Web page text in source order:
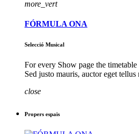
more_vert
FÓRMULA ONA
Selecció Musical
For every Show page the
Sed justo mauris, auctor eget
close
Propers espais